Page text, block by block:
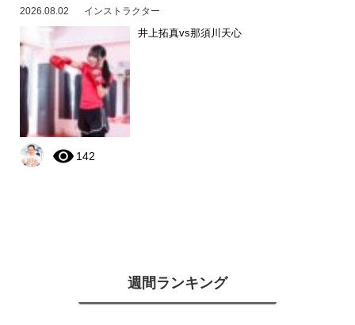
2026.08.02 インストラクター
井上拓真vs那須川天心
142
週間ランキング